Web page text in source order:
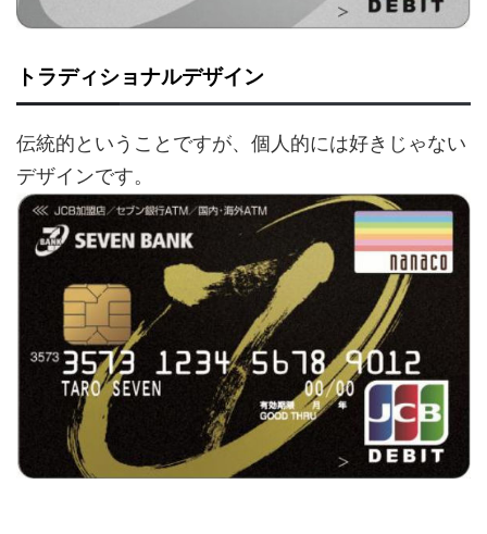
トラディショナルデザイン
伝統的ということですが、個人的には好きじゃない
デザインです。